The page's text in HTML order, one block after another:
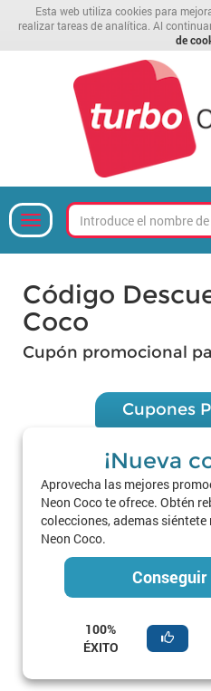
Esta web utiliza cookies para
realizar tareas de analítica. Al
de
Código
Coco
Cupón promocional
Cupones
¡Nueva
Aprovecha las mejores
Neon Coco te ofrece. Obtén
colecciones, ademas
Neon Coco.
100%
ÉXITO